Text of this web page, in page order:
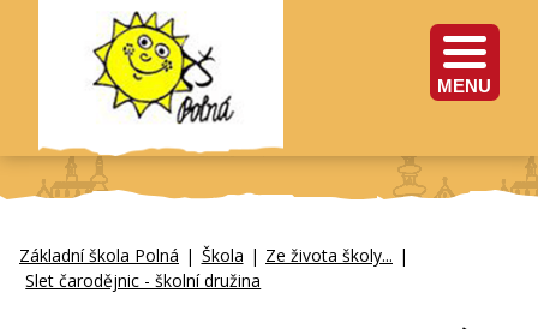
MENU
Základní škola Polná | Škola | Ze života školy... |
Slet čarodějnic - školní družina